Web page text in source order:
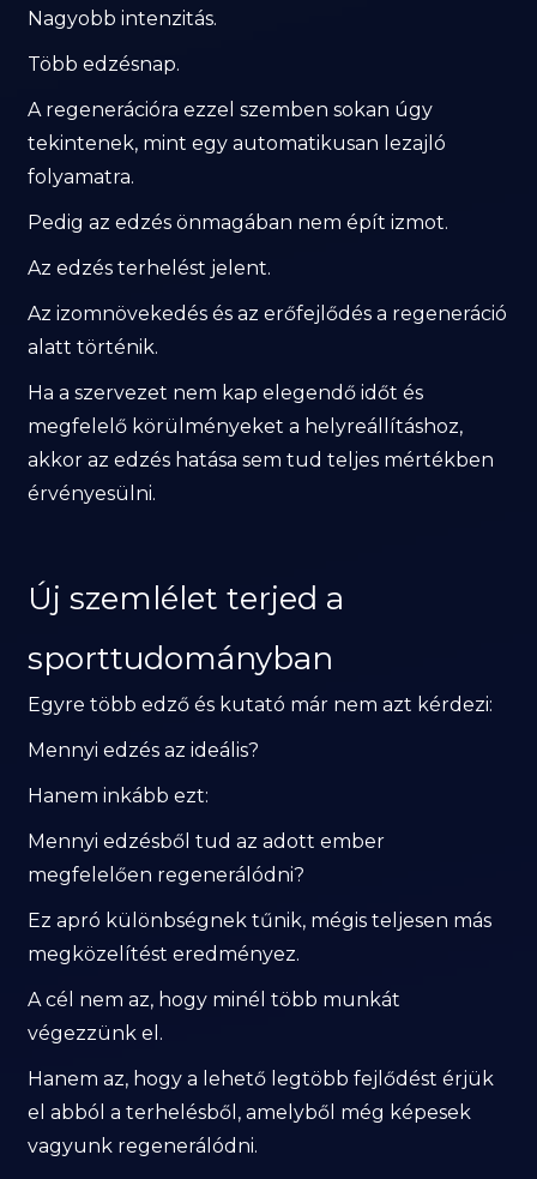
Nagyobb intenzitás.
Több edzésnap.
A regenerációra ezzel szemben sokan úgy
tekintenek, mint egy automatikusan lezajló
folyamatra.
Pedig az edzés önmagában nem épít izmot.
Az edzés terhelést jelent.
Az izomnövekedés és az erőfejlődés a regeneráció
alatt történik.
Ha a szervezet nem kap elegendő időt és
megfelelő körülményeket a helyreállításhoz,
akkor az edzés hatása sem tud teljes mértékben
érvényesülni.
Új szemlélet terjed a
sporttudományban
Egyre több edző és kutató már nem azt kérdezi:
Mennyi edzés az ideális?
Hanem inkább ezt:
Mennyi edzésből tud az adott ember
megfelelően regenerálódni?
Ez apró különbségnek tűnik, mégis teljesen más
megközelítést eredményez.
A cél nem az, hogy minél több munkát
végezzünk el.
Hanem az, hogy a lehető legtöbb fejlődést érjük
el abból a terhelésből, amelyből még képesek
vagyunk regenerálódni.